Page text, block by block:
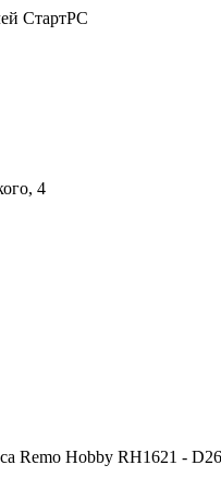
СтартРС
4
Remo Hobby RH1621 -